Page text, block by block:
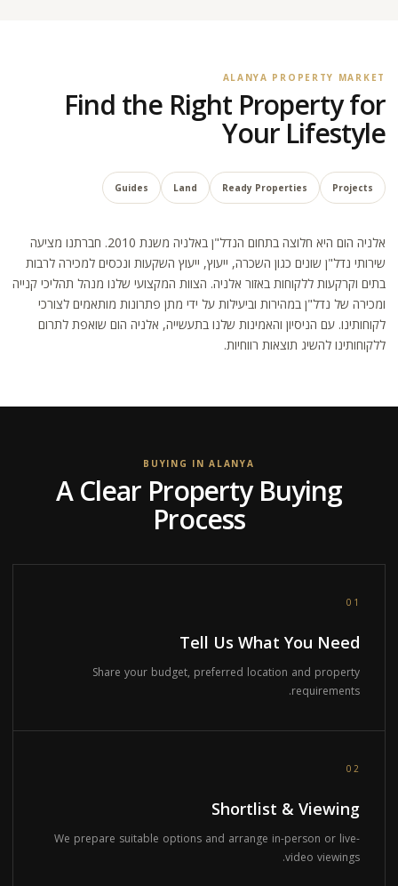
ALANYA PROPERTY MARKET
Find the Right Property for
Your Lifestyle
Projects
Ready Properties
Land
Guides
אלניה הום היא חלוצה בתחום הנדל"ן באלניה משנת 2010. חברתנו מציעה
שירותי נדל"ן שונים כגון השכרה, ייעוץ, ייעוץ השקעות ונכסים למכירה לרבות
בתים וקרקעות ללקוחות באזור אלניה. הצוות המקצועי שלנו מנהל תהליכי קנייה
ומכירה של נדל"ן במהירות וביעילות על ידי מתן פתרונות מותאמים לצורכי
לקוחותינו. עם הניסיון והאמינות שלנו בתעשייה, אלניה הום שואפת לתרום
ללקוחותינו להשיג תוצאות רווחיות.
BUYING IN ALANYA
A Clear Property Buying
Process
01
Tell Us What You Need
Share your budget, preferred location and property
requirements.
02
Shortlist & Viewing
We prepare suitable options and arrange in-person or live-
video viewings.